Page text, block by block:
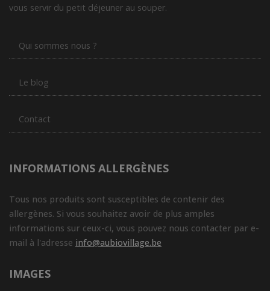
vous servir du petit déjeuner au souper.
Qui sommes nous ?
Le blog
Contact
INFORMATIONS ALLERGÈNES
Tous nos produits sont susceptibles de contenir des
allergènes. Si vous souhaitez avoir de plus amples
informations sur ceux-ci, vous pouvez nous contacter par e-
mail à l'adresse info@aubiovillage.be
IMAGES